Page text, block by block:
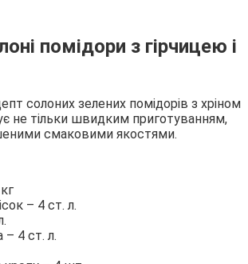
помідори з гірчицею і
солоних зелених помідорів з хріном
не тільки швидким приготуванням,
смаковими якостями.
– 4 ст. л.
– 4 ст. л.